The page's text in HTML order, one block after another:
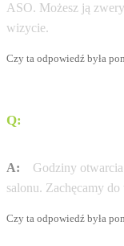
ASO. Możesz ją
wizycie.
Czy ta odpowiedź była
Q:
A:
Godziny
salonu. Zachęcamy
Czy ta odpowiedź była